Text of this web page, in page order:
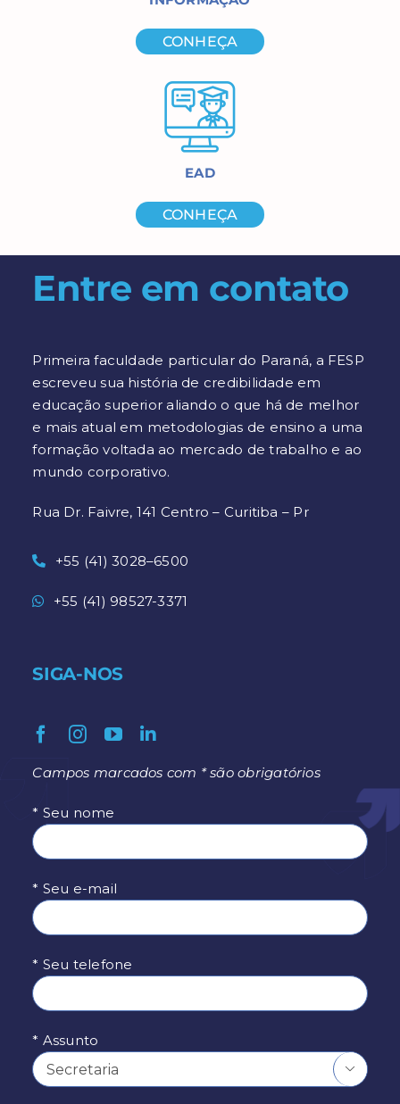
CONHEÇA
EAD
CONHEÇA
Entre em contato
Primeira faculdade particular do Paraná, a FESP
escreveu sua história de credibilidade em
educação superior aliando o que há de melhor
e mais atual em metodologias de ensino a uma
formação voltada ao mercado de trabalho e ao
mundo corporativo.
Rua Dr. Faivre, 141 Centro – Curitiba – Pr
+55 (41) 3028–6500
+55 (41) 98527-3371
SIGA-NOS
Campos marcados com * são obrigatórios
* Seu nome
* Seu e-mail
* Seu telefone
* Assunto
